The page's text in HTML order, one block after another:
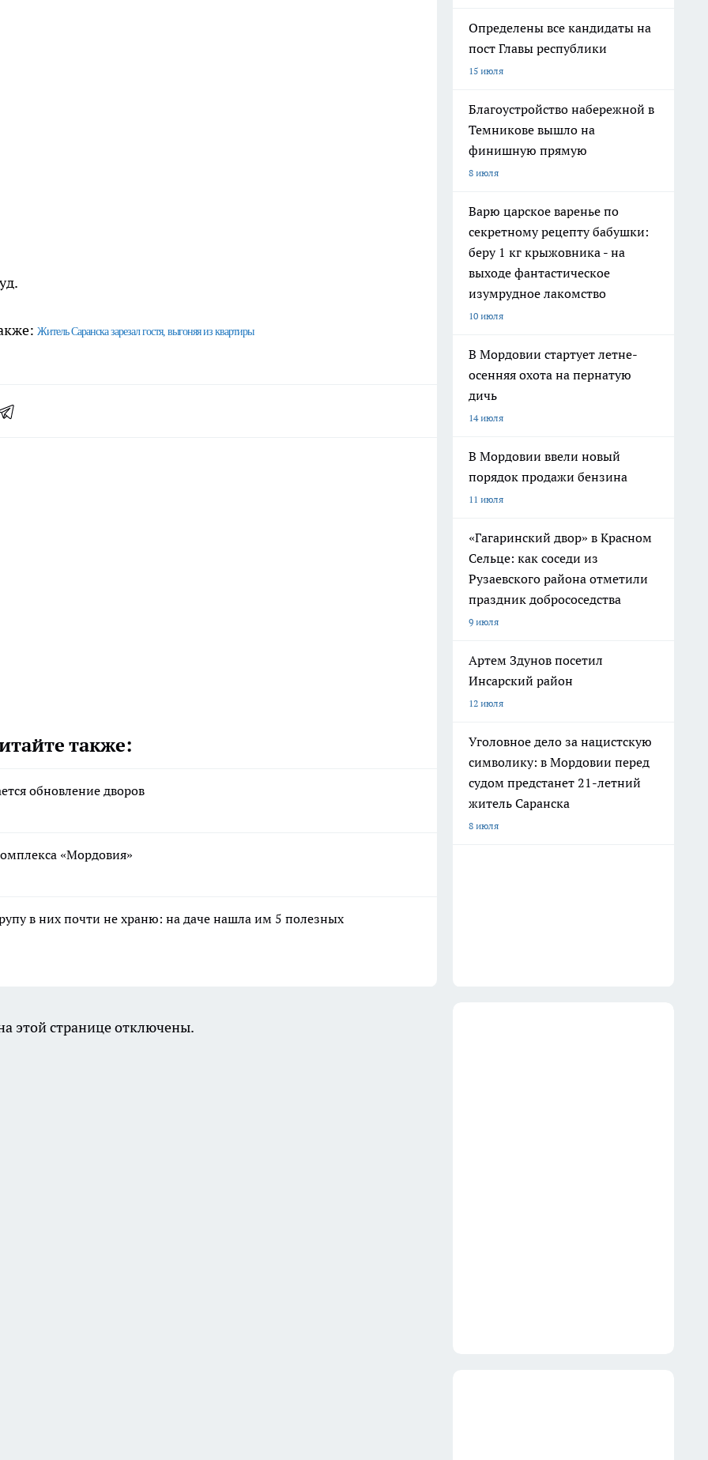
Житель Саранска зарезал гостя, выгоняя из квартиры
также:
обновление дворов
«Мордовия»
в них почти не храню: на даче нашла им 5 полезных
Определены все кандидаты на
пост Главы республики
15 июля
Благоустройство набережной в
Темникове вышло на
финишную прямую
8 июля
Варю царское варенье по
секретному рецепту бабушки:
беру 1 кг крыжовника - на
выходе фантастическое
изумрудное лакомство
10 июля
В Мордовии стартует летне-
осенняя охота на пернатую
дичь
14 июля
В Мордовии ввели новый
порядок продажи бензина
11 июля
«Гагаринский двор» в Красном
Сельце: как соседи из
Рузаевского района отметили
праздник добрососедства
9 июля
Артем Здунов посетил
Инсарский район
12 июля
Уголовное дело за нацистскую
символику: в Мордовии перед
судом предстанет 21-летний
житель Саранска
8 июля
этой странице отключены.